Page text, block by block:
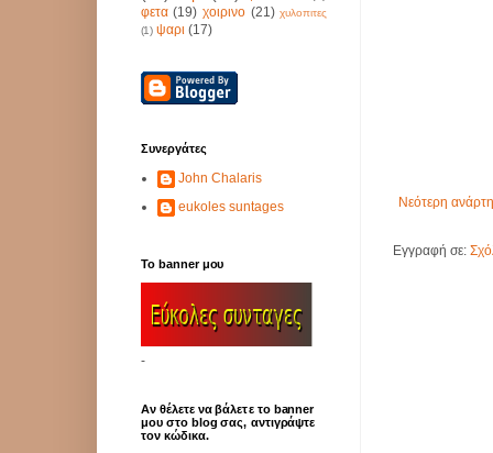
Νεότερη
Εγγραφή σε:
φετα (19) χοιρινο (21) χυλοπιτες
(1) ψαρι (17)
Συνεργάτες
John Chalaris
eukoles suntages
Το banner μου
-
Αν θέλετε να βάλετε το banner
μου στο blog σας, αντιγράψτε
τον κώδικα.